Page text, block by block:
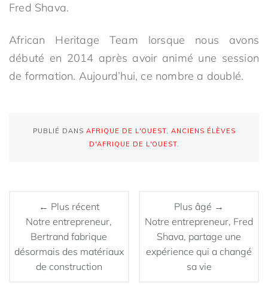
Fred Shava.
African Heritage Team lorsque nous avons
débuté en 2014 après avoir animé une session
de formation. Aujourd’hui, ce nombre a doublé.
PUBLIÉ DANS AFRIQUE DE L'OUEST, ANCIENS ÉLÈVES
D'AFRIQUE DE L'OUEST.
← Plus récent
Notre entrepreneur,
Bertrand fabrique
désormais des matériaux
de construction
Plus âgé →
Notre entrepreneur, Fred
Shava, partage une
expérience qui a changé
sa vie